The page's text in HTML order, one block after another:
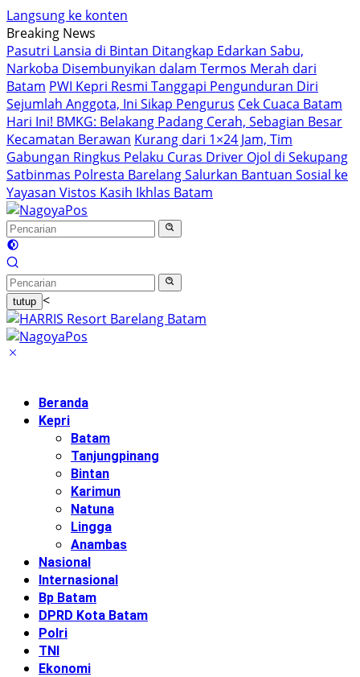
Langsung ke konten
Breaking News
Pasutri Lansia di Bintan Ditangkap Edarkan Sabu,
Narkoba Disembunyikan dalam Termos Merah dari
Batam PWI Kepri Resmi Tanggapi Pengunduran Diri
Sejumlah Anggota, Ini Sikap Pengurus Cek Cuaca Batam
Hari Ini! BMKG: Belakang Padang Cerah, Sebagian Besar
Kecamatan Berawan Kurang dari 1×24 Jam, Tim
Gabungan Ringkus Pelaku Curas Driver Ojol di Sekupang
Satbinmas Polresta Barelang Salurkan Bantuan Sosial ke
Yayasan Vistos Kasih Ikhlas Batam
tutup <
Beranda
Kepri
Batam
Tanjungpinang
Bintan
Karimun
Natuna
Lingga
Anambas
Nasional
Internasional
Bp Batam
DPRD Kota Batam
Polri
TNI
Ekonomi